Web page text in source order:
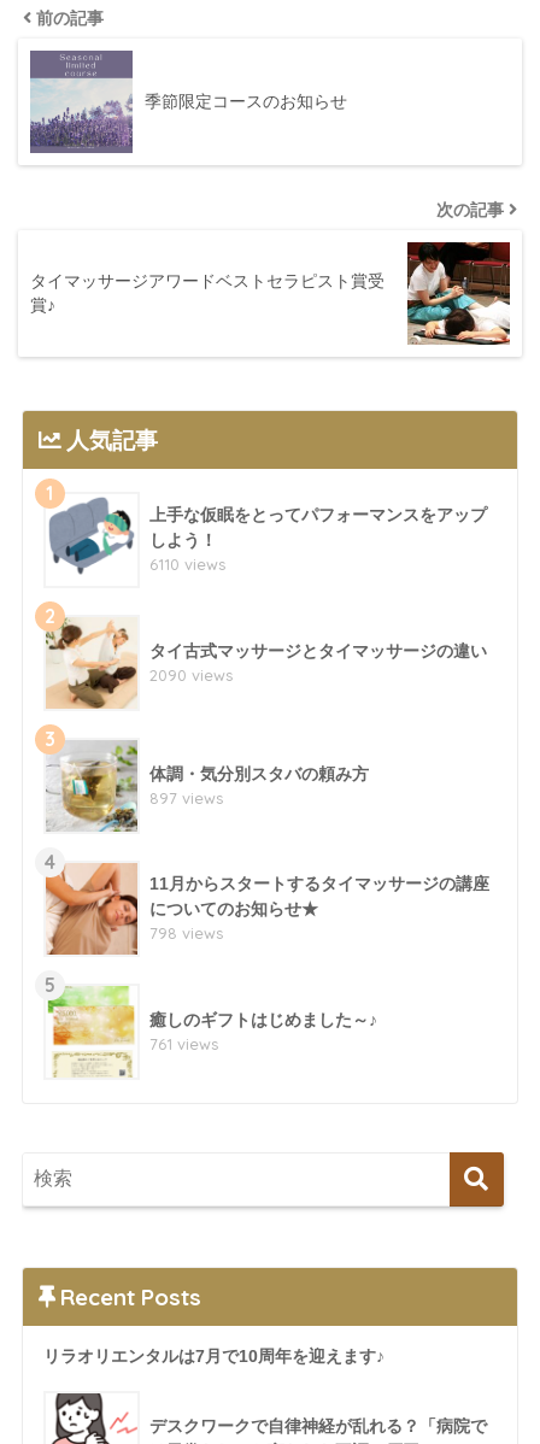
前の記事
季節限定コースのお知らせ
次の記事
タイマッサージアワードベストセラピスト賞受
賞♪
人気記事
1
上手な仮眠をとってパフォーマンスをアップ
しよう！
6110 views
2
タイ古式マッサージとタイマッサージの違い
2090 views
3
体調・気分別スタバの頼み方
897 views
4
11月からスタートするタイマッサージの講座
についてのお知らせ★
798 views
5
癒しのギフトはじめました～♪
761 views
Recent Posts
リラオリエンタルは7月で10周年を迎えます♪
デスクワークで自律神経が乱れる？「病院で